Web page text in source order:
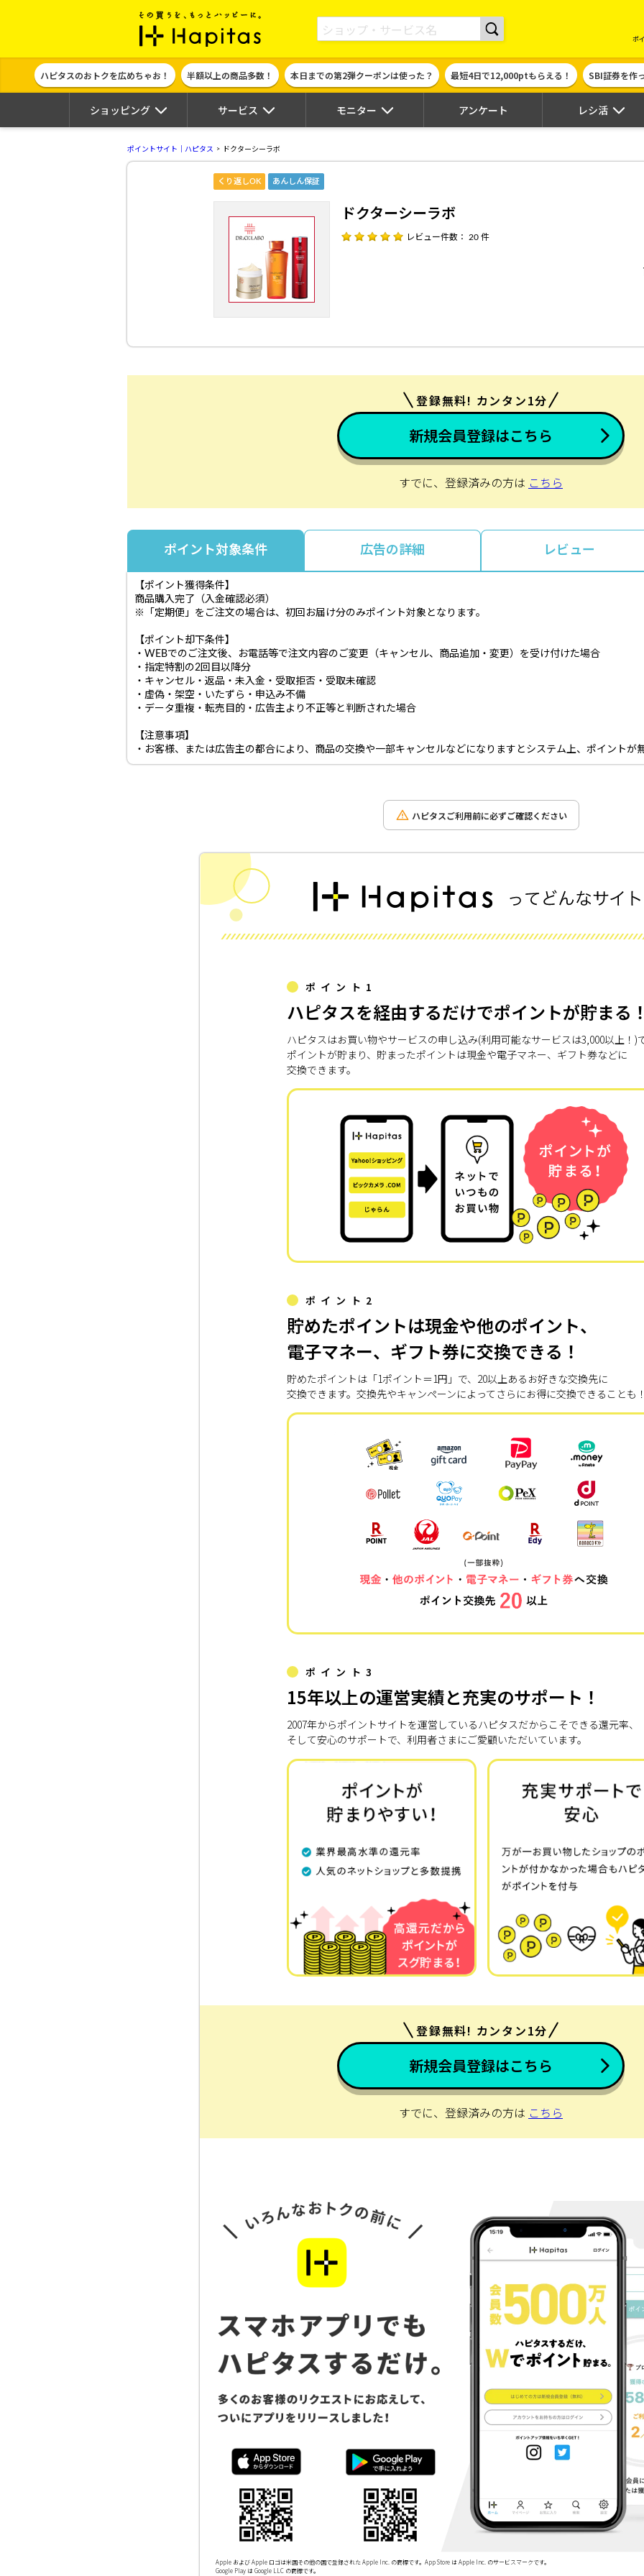
ポイント貯めて現金やギフト券に交換できるポイントサイト | ハピタス
ポ
ハピタスのおトクを広めちゃお！ 半額以上の商品多数！ 本日までの第2弾クーポンは使った？ 最短4日で12,000ptもらえる！ SBI証券を作
ショッピング サービス モニター アンケート レシ活
ポイントサイト｜ハピタス ドクターシーラボ
くり返しOK あんしん保証
ドクターシーラボ
レビュー件数： 20 件
登録無料! カンタン1分
新規会員登録はこちら
すでに、登録済みの方は こちら
ポイント対象条件 広告の詳細 レビュー
【ポイント獲得条件】
商品購入完了（入金確認必須）
※「定期便」をご注文の場合は、初回お届け分のみポイント対象となります。
【ポイント却下条件】
・WEBでのご注文後、お電話等で注文内容のご変更（キャンセル、商品追加・変更）を受け付けた場合
・指定特割の2回目以降分
・キャンセル・返品・未入金・受取拒否・受取未確認
・虚偽・架空・いたずら・申込み不備
・データ重複・転売目的・広告主より不正等と判断された場合
【注意事項】
・お客様、または広告主の都合により、商品の交換や一部キャンセルなどになりますとシステム上、ポイントが
ハピタスご利用前に必ずご確認ください
ポイント1
ハピタスを経由するだけでポイントが貯まる
ハピタスはお買い物やサービスの申し込み(利用可能なサービスは3,000以上！)
ポイントが貯まり、貯まったポイントは現金や電子マネー、ギフト券などに
交換できます。
ポイント2
貯めたポイントは現金や他のポイント、
電子マネー、ギフト券に交換できる！
貯めたポイントは「1ポイント＝1円」で、20以上あるお好きな交換先に
交換できます。交換先やキャンペーンによってさらにお得に交換できることも
ポイント3
15年以上の運営実績と充実のサポート！
2007年からポイントサイトを運営しているハピタスだからこそできる還元率、
そして安心のサポートで、利用者さまにご愛顧いただいています。
登録無料! カンタン1分
新規会員登録はこちら
すでに、登録済みの方は こちら
Apple および Apple ロゴは米国その他の国で登録された Apple Inc. の商標です。App Store は Apple Inc. のサービスマークです。
Google Play は Google LLC の商標です。